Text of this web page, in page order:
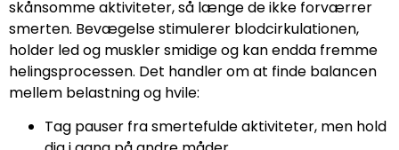
skånsomme aktiviteter, så længe de ikke forværrer
smerten. Bevægelse stimulerer blodcirkulationen,
holder led og muskler smidige og kan endda fremme
helingsprocessen. Det handler om at finde balancen
mellem belastning og hvile:
Tag pauser fra smertefulde aktiviteter, men hold